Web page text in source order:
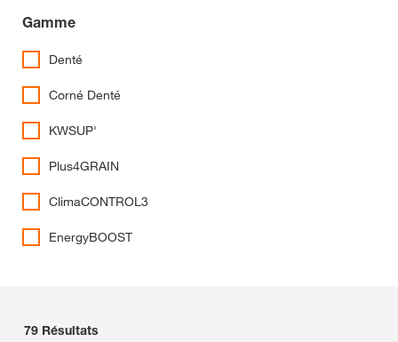
Gamme
Denté
Corné Denté
KWSUP'
Plus4GRAIN
ClimaCONTROL3
EnergyBOOST
79 Résultats